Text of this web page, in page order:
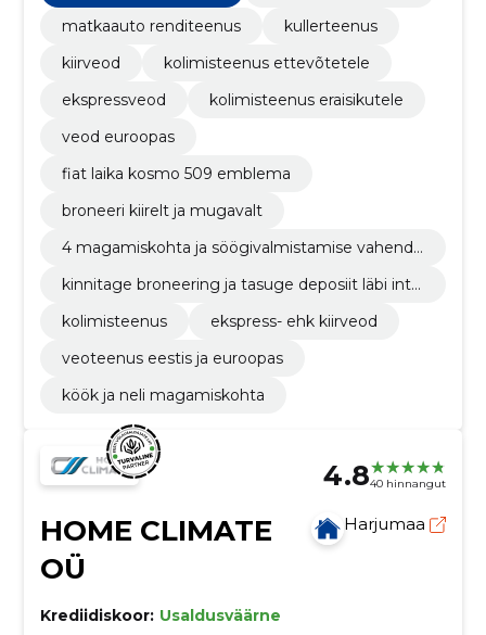
matkaauto renditeenus
kullerteenus
kiirveod
kolimisteenus ettevõtetele
ekspressveod
kolimisteenus eraisikutele
veod euroopas
fiat laika kosmo 509 emblema
broneeri kiirelt ja mugavalt
4 magamiskohta ja söögivalmistamise vahendi
kinnitage broneering ja tasuge deposiit läbi inte
kolimisteenus
ekspress- ehk kiirveod
veoteenus eestis ja euroopas
köök ja neli magamiskohta
4.840 hinnangut
HOME CLIMATE
OÜ
Harjumaa
Krediidiskoor: Usaldusväärne